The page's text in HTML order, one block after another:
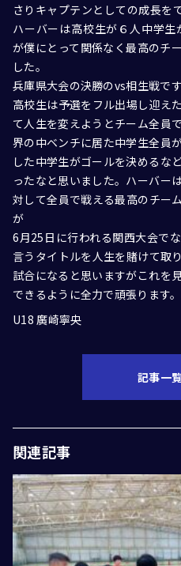
さりキャプテンとしての成長を
ハーバーは高校生が６人中学
が僕にとって関係なく最高のチ
した。
兵庫県大会の決勝のvs相生戦です
高校生は予選をフル出場し迎え
て人生を変えようとチーム全員
界の中ベンチに居た中学生全員
した中学生がゴールを決めるな
ったなと思いました。ハーバー
対して全員で戦える最高のチー
が
6月25日に行われる関西大会で
言うタイトルを人生を賭けて取
試合になると思いますがこれを
できるように全力で頑張ります
U18 廣崎寧央
記事一
関連記事